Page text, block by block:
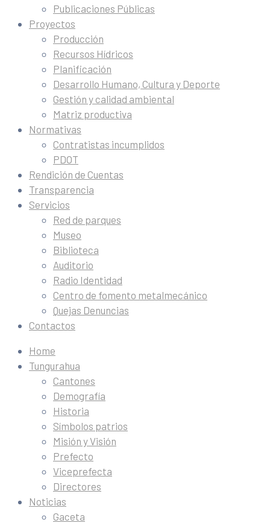
Publicaciones Públicas
Proyectos
Producción
Recursos Hídricos
Planificación
Desarrollo Humano, Cultura y Deporte
Gestión y calidad ambiental
Matriz productiva
Normativas
Contratistas incumplidos
PDOT
Rendición de Cuentas
Transparencia
Servicios
Red de parques
Museo
Biblioteca
Auditorio
Radio Identidad
Centro de fomento metalmecánico
Quejas Denuncias
Contactos
Home
Tungurahua
Cantones
Demografía
Historia
Símbolos patrios
Misión y Visión
Prefecto
Viceprefecta
Directores
Noticias
Gaceta